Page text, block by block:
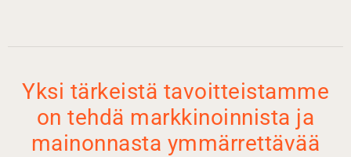
Yksi tärkeistä tavoitteistamme
on tehdä markkinoinnista ja
mainonnasta ymmärrettävää